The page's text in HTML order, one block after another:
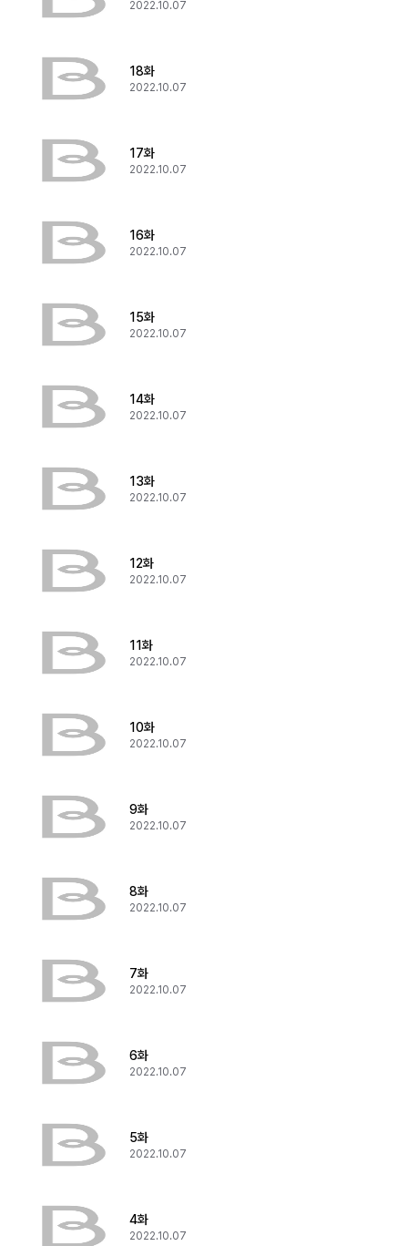
2022.10.07
18화
2022.10.07
17화
2022.10.07
16화
2022.10.07
15화
2022.10.07
14화
2022.10.07
13화
2022.10.07
12화
2022.10.07
11화
2022.10.07
10화
2022.10.07
9화
2022.10.07
8화
2022.10.07
7화
2022.10.07
6화
2022.10.07
5화
2022.10.07
4화
2022.10.07